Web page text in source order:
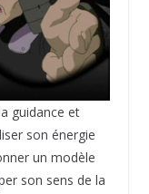
guidance et
son énergie
un modèle
son sens de la